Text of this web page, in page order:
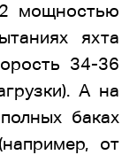
мощностью
яхта
34-36
А на
баках
от